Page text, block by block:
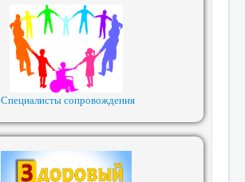
Специалисты сопровождения